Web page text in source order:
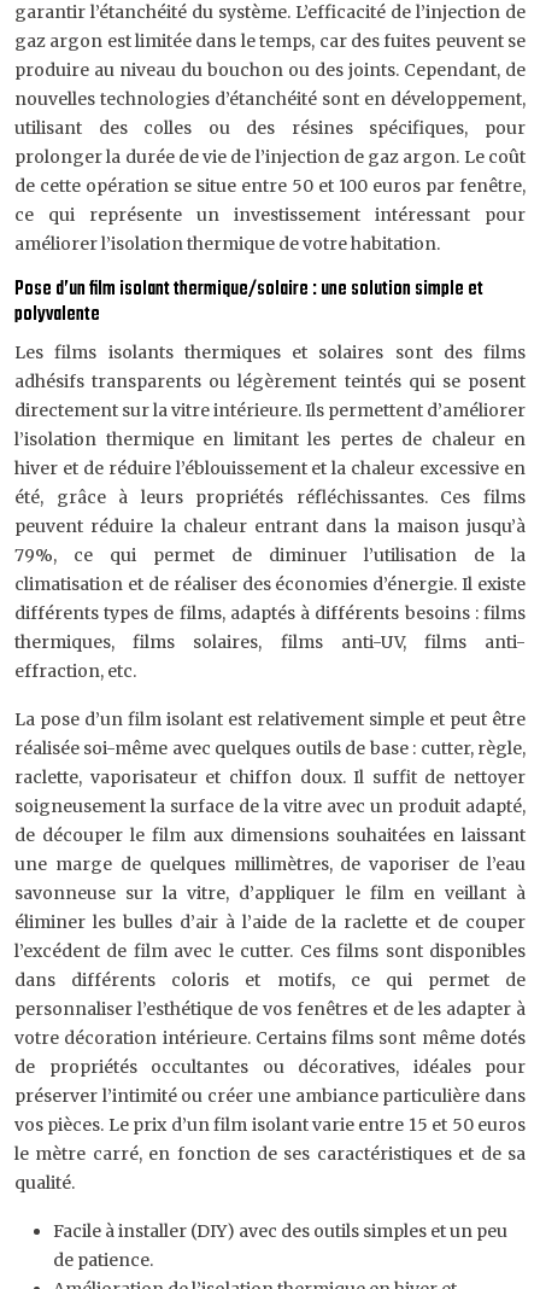
garantir l’étanchéité du système. L’efficacité de l’injection de
gaz argon est limitée dans le temps, car des fuites peuvent se
produire au niveau du bouchon ou des joints. Cependant, de
nouvelles technologies d’étanchéité sont en développement,
utilisant des colles ou des résines spécifiques, pour
prolonger la durée de vie de l’injection de gaz argon. Le coût
de cette opération se situe entre 50 et 100 euros par fenêtre,
ce qui représente un investissement intéressant pour
améliorer l’isolation thermique de votre habitation.
Pose d’un film isolant thermique/solaire : une solution simple et
polyvalente
Les films isolants thermiques et solaires sont des films
adhésifs transparents ou légèrement teintés qui se posent
directement sur la vitre intérieure. Ils permettent d’améliorer
l’isolation thermique en limitant les pertes de chaleur en
hiver et de réduire l’éblouissement et la chaleur excessive en
été, grâce à leurs propriétés réfléchissantes. Ces films
peuvent réduire la chaleur entrant dans la maison jusqu’à
79%, ce qui permet de diminuer l’utilisation de la
climatisation et de réaliser des économies d’énergie. Il existe
différents types de films, adaptés à différents besoins : films
thermiques, films solaires, films anti-UV, films anti-
effraction, etc.
La pose d’un film isolant est relativement simple et peut être
réalisée soi-même avec quelques outils de base : cutter, règle,
raclette, vaporisateur et chiffon doux. Il suffit de nettoyer
soigneusement la surface de la vitre avec un produit adapté,
de découper le film aux dimensions souhaitées en laissant
une marge de quelques millimètres, de vaporiser de l’eau
savonneuse sur la vitre, d’appliquer le film en veillant à
éliminer les bulles d’air à l’aide de la raclette et de couper
l’excédent de film avec le cutter. Ces films sont disponibles
dans différents coloris et motifs, ce qui permet de
personnaliser l’esthétique de vos fenêtres et de les adapter à
votre décoration intérieure. Certains films sont même dotés
de propriétés occultantes ou décoratives, idéales pour
préserver l’intimité ou créer une ambiance particulière dans
vos pièces. Le prix d’un film isolant varie entre 15 et 50 euros
le mètre carré, en fonction de ses caractéristiques et de sa
qualité.
Facile à installer (DIY) avec des outils simples et un peu
de patience.